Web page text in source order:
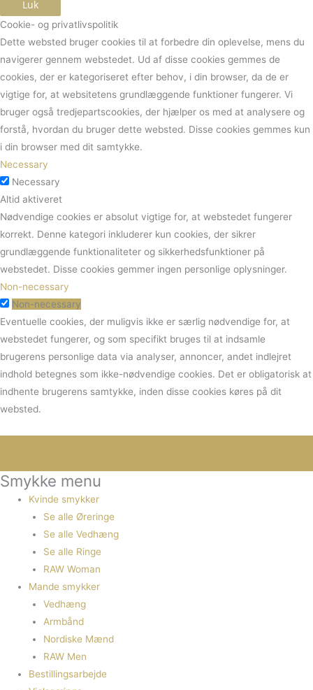
Luk
Cookie- og privatlivspolitik
Dette websted bruger cookies til at forbedre din oplevelse, mens du
navigerer gennem webstedet. Ud af disse cookies gemmes de
cookies, der er kategoriseret efter behov, i din browser, da de er
vigtige for, at websitetens grundlæggende funktioner fungerer. Vi
bruger også tredjepartscookies, der hjælper os med at analysere og
forstå, hvordan du bruger dette websted. Disse cookies gemmes kun
i din browser med dit samtykke.
Necessary
Necessary
Altid aktiveret
Nødvendige cookies er absolut vigtige for, at webstedet fungerer
korrekt. Denne kategori inkluderer kun cookies, der sikrer
grundlæggende funktionaliteter og sikkerhedsfunktioner på
webstedet. Disse cookies gemmer ingen personlige oplysninger.
Non-necessary
Non-necessary
Eventuelle cookies, der muligvis ikke er særlig nødvendige for, at
webstedet fungerer, og som specifikt bruges til at indsamle
brugerens personlige data via analyser, annoncer, andet indlejret
indhold betegnes som ikke-nødvendige cookies. Det er obligatorisk at
indhente brugerens samtykke, inden disse cookies køres på dit
websted.
Smykke menu
Kvinde smykker
Se alle Øreringe
Se alle Vedhæng
Se alle Ringe
RAW Woman
Mande smykker
Vedhæng
Armbånd
Nordiske Mænd
RAW Men
Bestillingsarbejde